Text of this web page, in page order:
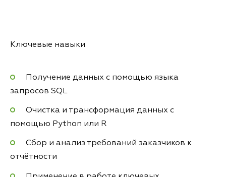
Ключевые навыки
Получение данных с помощью языка
запросов SQL
Очистка и трансформация данных с
помощью Python или R
Сбор и анализ требований заказчиков к
отчётности